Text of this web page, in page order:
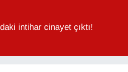
intihar cinayet çıktı!